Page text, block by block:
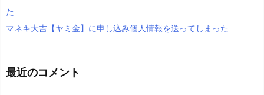
た
マネキ大吉【ヤミ金】に申し込み個人情報を送ってしまった
最近のコメント